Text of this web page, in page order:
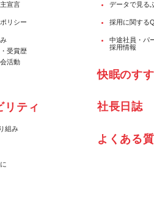
宣言
リシー
受賞歴
活動
リティ
組み
データで見る
採用に関する
中途社員・パ
採用情報
快眠のす
社⾧日誌
よくある